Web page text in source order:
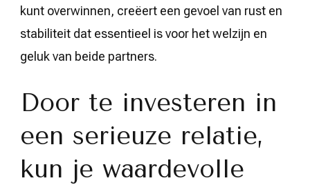
kunt overwinnen, creëert een gevoel van rust en
stabiliteit dat essentieel is voor het welzijn en
geluk van beide partners.
Door te investeren in
een serieuze relatie,
kun je waardevolle